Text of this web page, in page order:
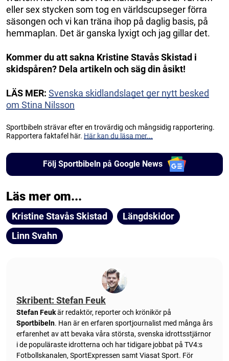
eller sex stycken som tog en världscupseger förra
säsongen och vi kan träna ihop på daglig basis, på
hemmaplan. Det är ganska lyxigt och jag gillar det.
Kommer du att sakna Kristine Stavås Skistad i
skidspåren? Dela artikeln och säg din åsikt!
LÄS MER: Svenska skidlandslaget ger nytt besked
om Stina Nilsson
Sportbibeln strävar efter en trovärdig och mångsidig rapportering.
Rapportera faktafel här. Här kan du läsa mer...
Följ Sportbibeln på Google News
Läs mer om...
Kristine Stavås Skistad
Längdskidor
Linn Svahn
Skribent: Stefan Feuk
Stefan Feukär redaktör, reporter och krönikör på
Sportbibeln. Han är en erfaren sportjournalist med många års
erfarenhet av att bevaka våra största, svenska idrottsstjärnor
i de populäraste idrotterna och har tidigare jobbat på TV4:s
Fotbollskanalen, SportExpressen samt Viasat Sport. För